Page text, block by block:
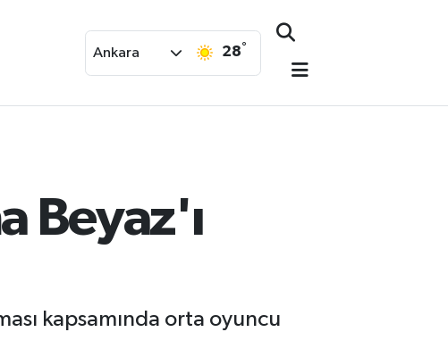
Ankara 28°
Beyaz'ı
kapsamında orta oyuncu